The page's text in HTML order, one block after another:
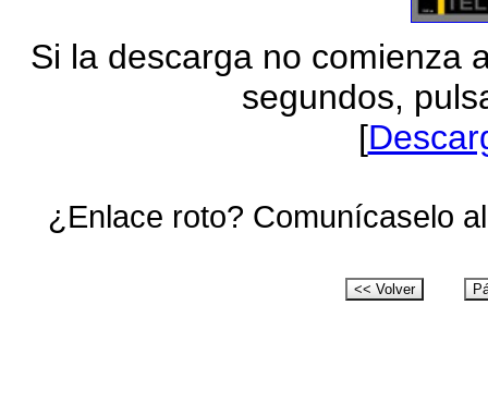
Si la descarga no comienza
segundos,
[
¿Enlace roto? Comunícaselo